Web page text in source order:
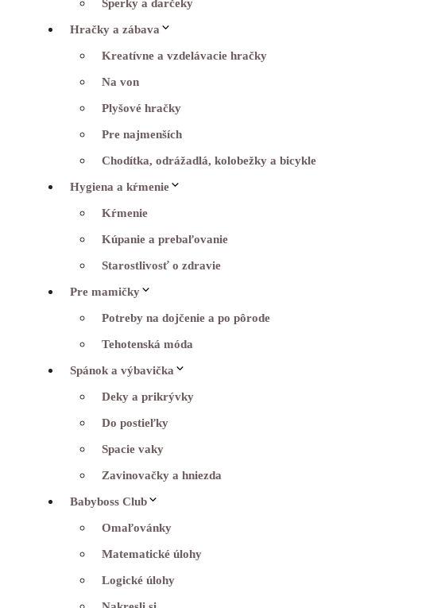
Šperky a darčeky
Hračky a zábava
Kreatívne a vzdelávacie hračky
Na von
Plyšové hračky
Pre najmenších
Chodítka, odrážadlá, kolobežky a bicykle
Hygiena a kŕmenie
Kŕmenie
Kúpanie a prebaľovanie
Starostlivosť o zdravie
Pre mamičky
Potreby na dojčenie a po pôrode
Tehotenská móda
Spánok a výbavička
Deky a prikrývky
Do postieľky
Spacie vaky
Zavinovačky a hniezda
Babyboss Club
Omaľovánky
Matematické úlohy
Logické úlohy